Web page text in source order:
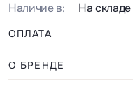
Наличие в:
На складе
ОПЛАТА
О БРЕНДЕ